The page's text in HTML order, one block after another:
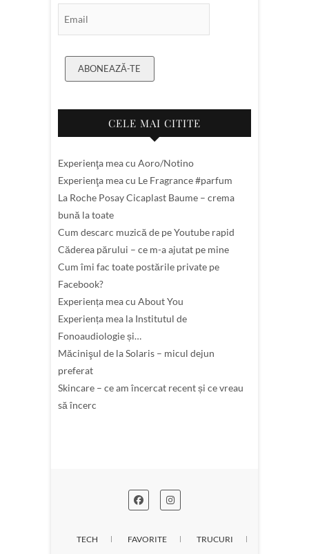
ABONEAZĂ-TE
CELE MAI CITITE
Experienţa mea cu Aoro/Notino
Experienţa mea cu Le Fragrance #parfum
La Roche Posay Cicaplast Baume – crema
bună la toate
Cum descarc muzică de pe Youtube rapid
Căderea părului – ce m-a ajutat pe mine
Cum îmi fac toate postările private pe
Facebook?
Experiența mea cu About You
Experiența mea la Institutul de
Fonoaudiologie și…
Măcinişul de la Solaris – micul dejun
preferat
Skincare – ce am încercat recent și ce vreau
să încerc
TECH FAVORITE
TRUCURI